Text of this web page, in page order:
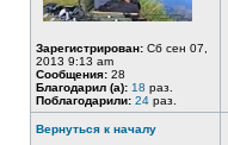
Зарегистрирован: Сб сен 07,
2013 9:13 am
Сообщения: 28
Благодарил (а): 18 раз.
Поблагодарили: 24 раз.
Вернуться к началу